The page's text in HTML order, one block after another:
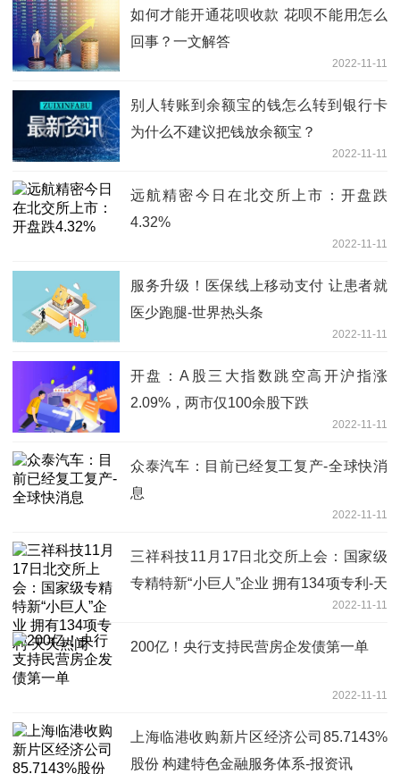
如何才能开通花呗收款 花呗不能用怎么
回事？一文解答
2022-11-11
别人转账到余额宝的钱怎么转到银行卡
为什么不建议把钱放余额宝？
2022-11-11
远航精密今日在北交所上市：开盘跌
4.32%
2022-11-11
服务升级！医保线上移动支付 让患者就
医少跑腿-世界热头条
2022-11-11
开盘：A股三大指数跳空高开沪指涨
2.09%，两市仅100余股下跌
2022-11-11
众泰汽车：目前已经复工复产-全球快消
息
2022-11-11
三祥科技11月17日北交所上会：国家级
专精特新“小巨人”企业 拥有134项专利-天
2022-11-11
200亿！央行支持民营房企发债第一单
2022-11-11
上海临港收购新片区经济公司85.7143%
股份 构建特色金融服务体系-报资讯